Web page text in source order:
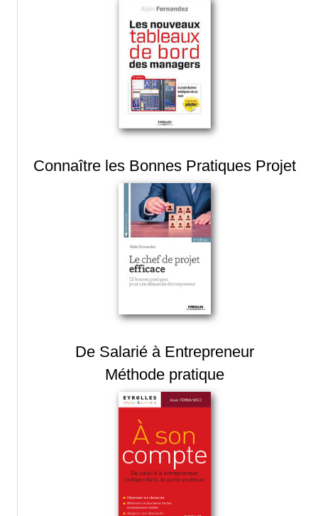
Connaître les Bonnes Pratiques Projet
De Salarié à Entrepreneur
Méthode pratique